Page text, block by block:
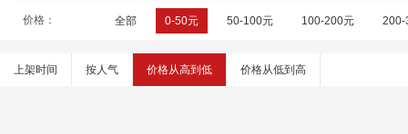
价格： 全部 0-50元 50-100元 100-200元 200-
上架时间 按人气 价格从高到低 价格从低到高